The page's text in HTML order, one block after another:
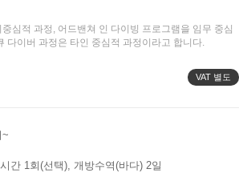
심적 과정, 어드밴쳐 인 다이빙 프로그램을 임무 중심
다이버 과정은 타인 중심적 과정이라고 합니다.
VAT 별도
~
간 1회(선택), 개방수역(바다) 2일